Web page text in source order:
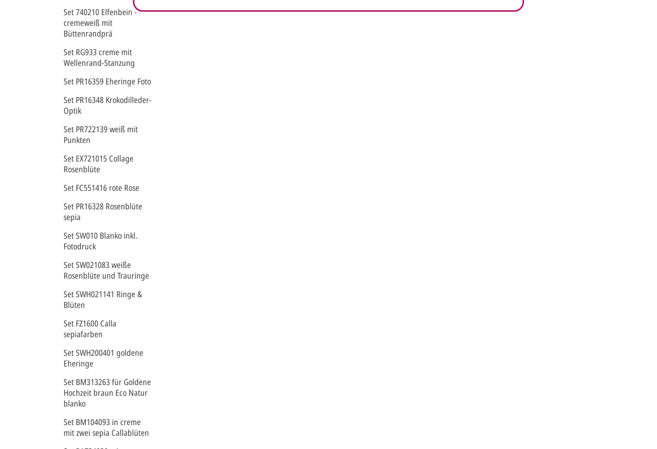
Set 740210 Elfenbein -
cremeweiß mit
Büttenrandprä
Set RG933 creme mit
Wellenrand-Stanzung
Set PR16359 Eheringe Foto
Set PR16348 Krokodilleder-
Optik
Set PR722139 weiß mit
Punkten
Set EX721015 Collage
Rosenblüte
Set FC551416 rote Rose
Set PR16328 Rosenblüte
sepia
Set SW010 Blanko inkl.
Fotodruck
Set SW021083 weiße
Rosenblüte und Trauringe
Set SWH021141 Ringe &
Blüten
Set FZ1600 Calla
sepiafarben
Set SWH200401 goldene
Eheringe
Set BM313263 für Goldene
Hochzeit braun Eco Natur
blanko
Set BM104093 in creme
mit zwei sepia Callablüten